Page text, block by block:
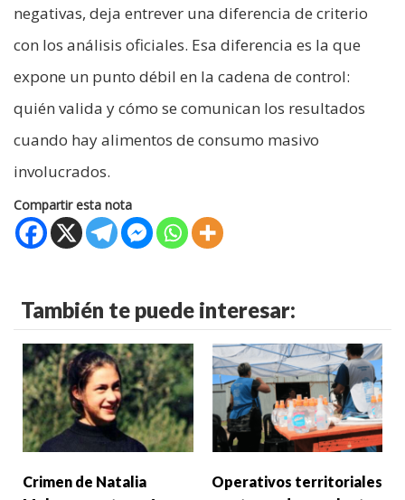
negativas, deja entrever una diferencia de criterio
con los análisis oficiales. Esa diferencia es la que
expone un punto débil en la cadena de control:
quién valida y cómo se comunican los resultados
cuando hay alimentos de consumo masivo
involucrados.
Compartir esta nota
También te puede interesar:
Crimen de Natalia
Operativos territoriales